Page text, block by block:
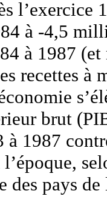
à -4,5
à 1987
recettes à
brut
à 1987
des pays